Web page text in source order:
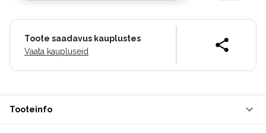
Toote saadavus kauplustes
Vaata kaupluseid
Tooteinfo